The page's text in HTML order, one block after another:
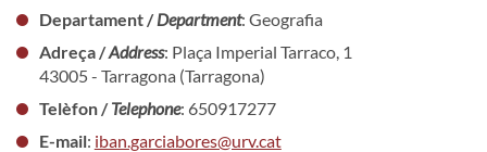
Departament /Department: Geografia
Adreça /Address: Plaça Imperial Tarraco, 1
43005 - Tarragona (Tarragona)
Telèfon /Telephone: 650917277
E-mail: iban.garciabores@urv.cat